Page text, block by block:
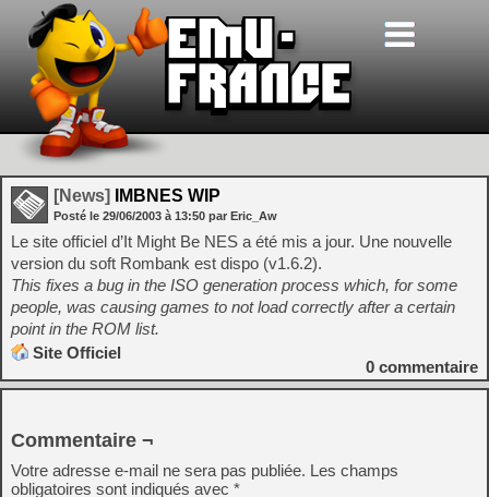
[News] IMBNES WIP
Posté le 29/06/2003 à 13:50 par Eric_Aw
Le site officiel d’It Might Be NES a été mis a jour. Une nouvelle
version du soft Rombank est dispo (v1.6.2).
This fixes a bug in the ISO generation process which, for some
people, was causing games to not load correctly after a certain
point in the ROM list.
Site Officiel
0 commentaire
Commentaire ¬
Votre adresse e-mail ne sera pas publiée. Les champs
obligatoires sont indiqués avec *